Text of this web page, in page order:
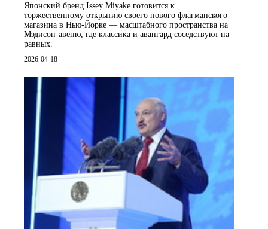
Японский бренд Issey Miyake готовится к
торжественному открытию своего нового флагманского
магазина в Нью-Йорке — масштабного пространства на
Мэдисон-авеню, где классика и авангард соседствуют на
равных.
2026-04-18